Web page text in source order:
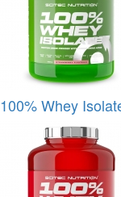
100% Whey